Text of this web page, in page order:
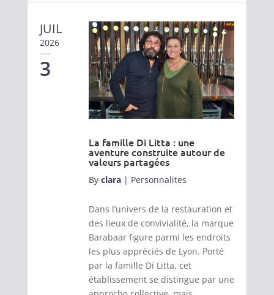
JUIL
2026
3
La famille Di Litta : une
aventure construite autour de
valeurs partagées
By clara| Personnalites
Dans l’univers de la restauration et
des lieux de convivialité, la marque
Barabaar figure parmi les endroits
les plus appréciés de Lyon. Porté
par la famille Di Litta, cet
établissement se distingue par une